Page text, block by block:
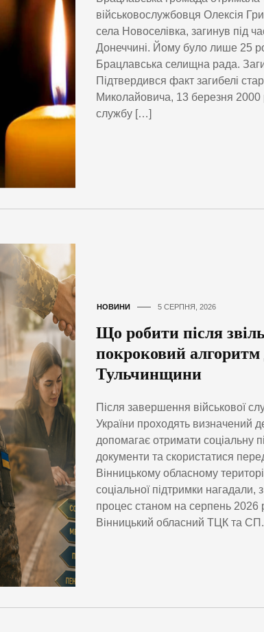
військовослужбовця Олексія
села Новоселівка, загинув під
Донеччині. Йому було лише 25
Брацлавська селищна рада.
Підтвердився факт загибелі
Миколайовича, 13 березня
службу […]
НОВИНИ 5 СЕРПНЯ, 2026
Що робити після
покроковий алгоритм
Тульчинщини
Після завершення військової
України проходять визначений
допомагає отримати соціальну
документи та скористатися
Вінницькому обласному
соціальної підтримки нагадали,
процес станом на серпень 2026
Вінницький обласний ТЦК та